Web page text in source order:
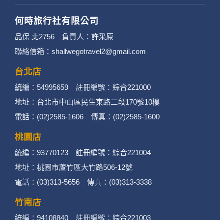
何時旅行社有限公司
品保 北2756 負責人：許采原
聯絡信箱：shallwegotravel2@gmail.com
台北店
統編：54995659 註冊編號：綜合221000
地址：台北市中山區民生東路二段170號10樓
電話：(02)2585-1606 傳真：(02)2585-1600
桃園店
統編：93770123 註冊編號：綜合221004
地址：桃園市蘆竹區大竹路506-12號
電話：(03)313-5656 傳真：(03)313-3338
竹南店
統編：94108840 註冊編號：綜合221003